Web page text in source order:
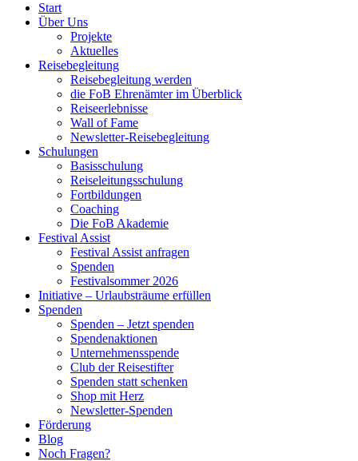
Start
Über Uns
Projekte
Aktuelles
Reisebegleitung
Reisebegleitung werden
die FoB Ehrenämter im Überblick
Reiseerlebnisse
Wall of Fame
Newsletter-Reisebegleitung
Schulungen
Basisschulung
Reiseleitungsschulung
Fortbildungen
Coaching
Die FoB Akademie
Festival Assist
Festival Assist anfragen
Spenden
Festivalsommer 2026
Initiative – Urlaubsträume erfüllen
Spenden
Spenden – Jetzt spenden
Spendenaktionen
Unternehmensspende
Club der Reisestifter
Spenden statt schenken
Shop mit Herz
Newsletter-Spenden
Förderung
Blog
Noch Fragen?